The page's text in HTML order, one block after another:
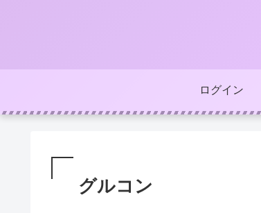
ログイン
グルコン